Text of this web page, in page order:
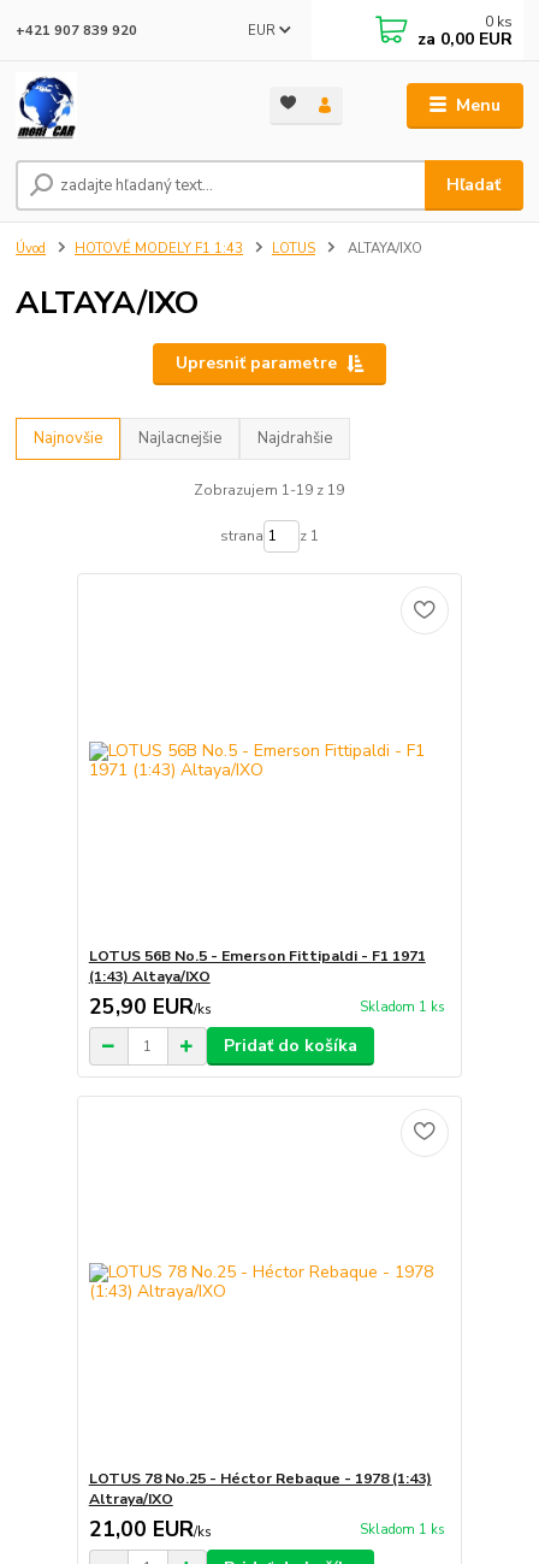
Menu
EUR
Hľadať
+421 907 839 920 0 ks
za 0,00 EUR
Úvod HOTOVÉ MODELY F1 1:43 LOTUS ALTAYA/IXO
ALTAYA/IXO
Upresniť parametre
Najnovšie Najlacnejšie Najdrahšie
Zobrazujem 1-19 z 19
strana z 1
LOTUS 56B No.5 - Emerson Fittipaldi - F1 1971
(1:43) Altaya/IXO
25,90 EUR/ks Skladom 1 ks
Pridať do košíka
LOTUS 78 No.25 - Héctor Rebaque - 1978 (1:43)
Altraya/IXO
21,00 EUR/ks Skladom 1 ks